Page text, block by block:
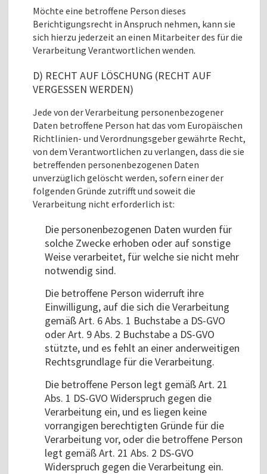
Möchte eine betroffene Person dieses
Berichtigungsrecht in Anspruch nehmen, kann sie
sich hierzu jederzeit an einen Mitarbeiter des für die
Verarbeitung Verantwortlichen wenden.
D) RECHT AUF LÖSCHUNG (RECHT AUF
VERGESSEN WERDEN)
Jede von der Verarbeitung personenbezogener
Daten betroffene Person hat das vom Europäischen
Richtlinien- und Verordnungsgeber gewährte Recht,
von dem Verantwortlichen zu verlangen, dass die sie
betreffenden personenbezogenen Daten
unverzüglich gelöscht werden, sofern einer der
folgenden Gründe zutrifft und soweit die
Verarbeitung nicht erforderlich ist:
Die personenbezogenen Daten wurden für
solche Zwecke erhoben oder auf sonstige
Weise verarbeitet, für welche sie nicht mehr
notwendig sind.
Die betroffene Person widerruft ihre
Einwilligung, auf die sich die Verarbeitung
gemäß Art. 6 Abs. 1 Buchstabe a DS-GVO
oder Art. 9 Abs. 2 Buchstabe a DS-GVO
stützte, und es fehlt an einer anderweitigen
Rechtsgrundlage für die Verarbeitung.
Die betroffene Person legt gemäß Art. 21
Abs. 1 DS-GVO Widerspruch gegen die
Verarbeitung ein, und es liegen keine
vorrangigen berechtigten Gründe für die
Verarbeitung vor, oder die betroffene Person
legt gemäß Art. 21 Abs. 2 DS-GVO
Widerspruch gegen die Verarbeitung ein.